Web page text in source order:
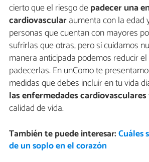
cierto que el riesgo depadecer una
cardiovascularaumenta con la edad
personas que cuentan con mayores
sufrirlas que otras, pero si cuidamos
manera anticipada podemos reducir
padecerlas. En unComo te
medidas que debes incluir en tu vida
las enfermedades cardiovasculares
calidad de vida.
También te puede interesar:Cuáles
de un soplo en el corazón